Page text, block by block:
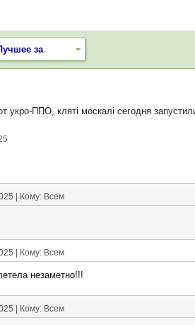
за
укро-ППО, клятi москалi сегодня
| Кому: Всем
| Кому: Всем
незаметно!!!
| Кому: Всем